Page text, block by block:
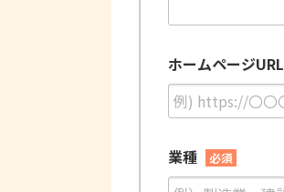
ホームページURL
業種 必須